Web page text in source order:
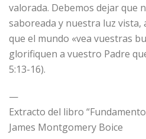
valorada. Debemos dejar que
saboreada y nuestra luz vista,
que el mundo «vea vuestras
glorifiquen a vuestro Padre
5:13-16).
—
Extracto del libro
James Montgomery Boice